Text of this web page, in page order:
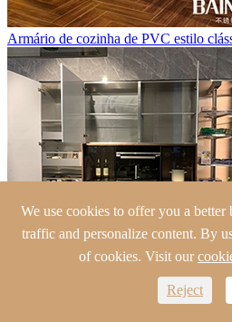
Armário de cozinha de PVC estilo
Armário de cozinha industrial novo
We use cookies to offer you a
traffic and personalize content. By
of cookies. Visit our
Reject